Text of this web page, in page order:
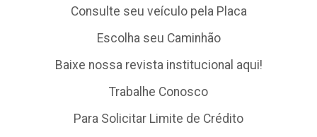
Consulte seu veículo pela Placa
Escolha seu Caminhão
Baixe nossa revista institucional aqui!
Trabalhe Conosco
Para Solicitar Limite de Crédito